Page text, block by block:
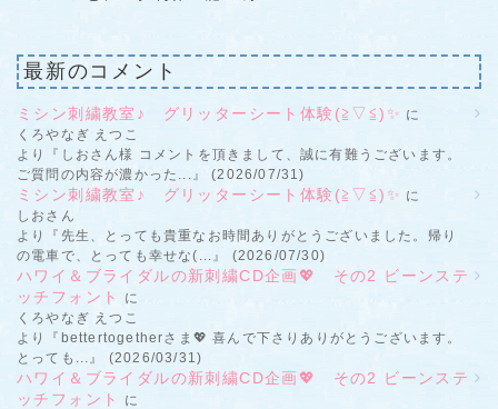
最新のコメント
ミシン刺繍教室♪ グリッターシート体験(≧▽≦)✨ に
くろやなぎ えつこ
より『しおさん様 コメントを頂きまして、誠に有難うございます。
ご質問の内容が濃かった...』 (2026/07/31)
ミシン刺繍教室♪ グリッターシート体験(≧▽≦)✨ に
しおさん
より『先生、とっても貴重なお時間ありがとうございました。帰り
の電車で、とっても幸せな(...』 (2026/07/30)
ハワイ＆ブライダルの新刺繍CD企画💖 その2 ビーンステ
ッチフォント
に
くろやなぎ えつこ
より『bettertogetherさま💖 喜んで下さりありがとうございます。
とっても...』 (2026/03/31)
ハワイ＆ブライダルの新刺繍CD企画💖 その2 ビーンステ
ッチフォント
に